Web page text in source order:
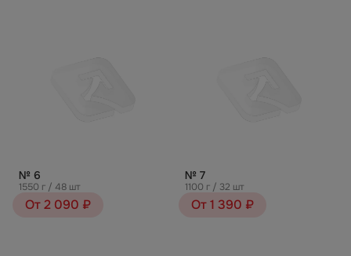
№ 6
1550 г / 48 шт
От 2 090 ₽
№ 7
1100 г / 32 шт
От 1 390 ₽